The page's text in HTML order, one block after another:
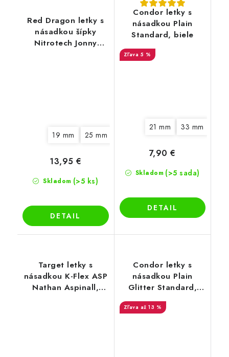
Red Dragon letky s
násadkou šípky
Nitrotech Jonny
19 mm 25 mm
Skladom (>5 ks)
13,95 €
DETAIL
Condor letky s
násadkou Plain
Standard, biele
5 %
21 mm 33 mm
Skladom (>5 sada)
7,90 €
DETAIL
Target letky s
násadkou K-Flex ASP
Nathan Aspinall,
Condor letky s
násadkou Plain
Glitter Standard,
strieborné
až 13 %